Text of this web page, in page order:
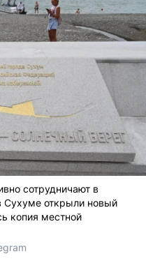
сотрудничают в
Сухуме открыли новый
копия местной